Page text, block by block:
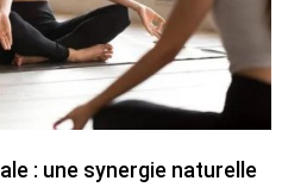
: une synergie naturelle